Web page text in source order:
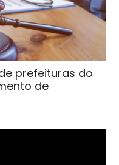
prefeituras do
de